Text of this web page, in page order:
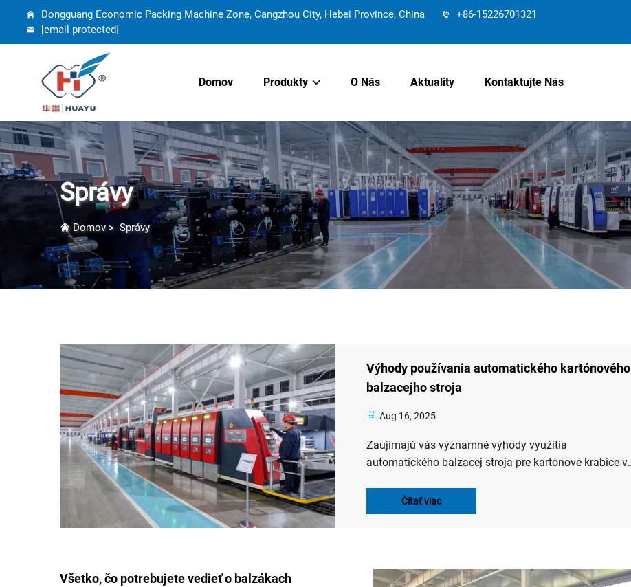
Dongguang Economic Packing Machine Zone, Cangzhou City, Hebei Province, China
+86-15226701321
[email protected]
Domov Produkty O Nás Aktuality Kontaktujte Nás
Správy
Domov> Správy
Výhody používania automatického kartónového
balzacejho stroja
Aug 16, 2025
Zaujímajú vás významné výhody využitia
automatického balzacej stroja pre kartónové krabice v
tomto článku sa pozrieme na výhody tejto inovatívnej
technológie v oblasti balzacej techniky. Zistite, ako
Čítať viac
Všetko, čo potrebujete vedieť o balzákach